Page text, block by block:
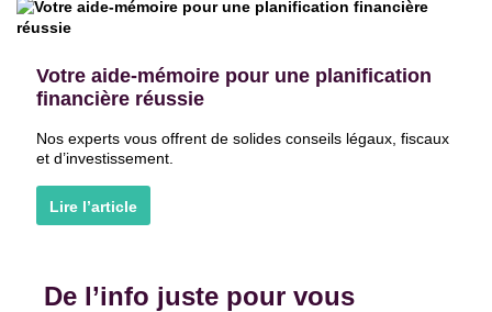
Votre aide-mémoire pour une planification
financière réussie
Nos experts vous offrent de solides conseils légaux, fiscaux
et d’investissement.
Lire l’article
De l’info juste pour vous